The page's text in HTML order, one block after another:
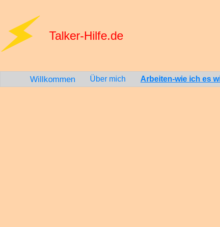
Talker-Hilfe.de
Willkommen Über mich Arbeiten-wie ich es